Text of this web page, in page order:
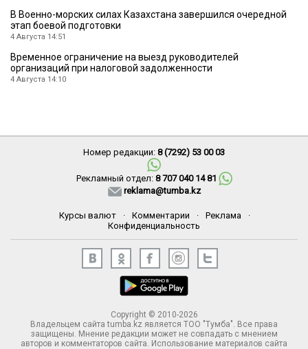
В Военно-морских силах Казахстана завершился очередной
этап боевой подготовки
4 Августа 14:51
Временное ограничение на выезд руководителей
организаций при налоговой задолженности
4 Августа 14:10
Номер редакции: 8 (7292) 53 00 03
Рекламный отдел: 8 707 040 14 81
reklama@tumba.kz
Курсы валют · Комментарии · Реклама
·
Конфиденциальность
Copyright © 2010-2026
Владельцем сайта tumba.kz является ТОО "Тумба". Все права
защищены. Мнение редакции может не совпадать с мнением
авторов и комментаторов сайта. Использование материалов сайта